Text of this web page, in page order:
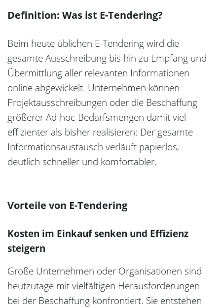
Definition: Was ist E-Tendering?
Beim heute üblichen E-Tendering wird die
gesamte Ausschreibung bis hin zu Empfang und
Übermittlung aller relevanten Informationen
online abgewickelt. Unternehmen können
Projektausschreibungen oder die Beschaffung
größerer Ad-hoc-Bedarfsmengen damit viel
effizienter als bisher realisieren: Der gesamte
Informationsaustausch verläuft papierlos,
deutlich schneller und komfortabler.
Vorteile von E-Tendering
Kosten im Einkauf senken und Effizienz
steigern
Große Unternehmen oder Organisationen sind
heutzutage mit vielfältigen Herausforderungen
bei der Beschaffung konfrontiert. Sie entstehen